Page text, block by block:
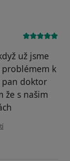
už jsme
problémem k
doktor
že s našim
mlčochová marie